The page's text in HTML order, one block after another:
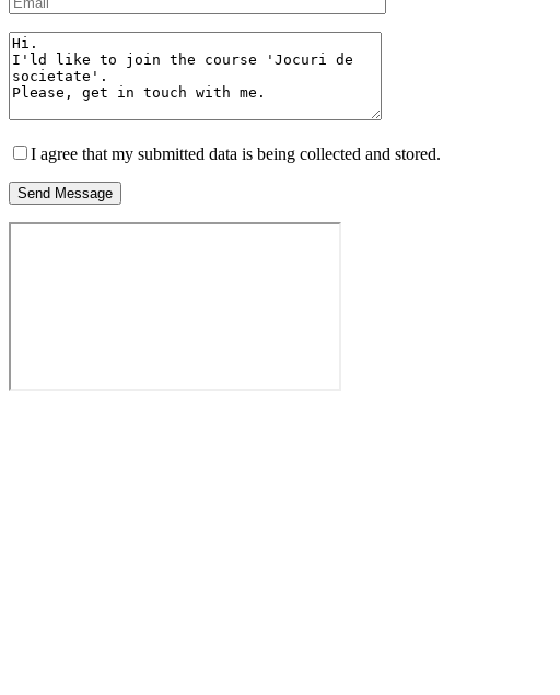
I agree that my submitted data is being collected and stored.